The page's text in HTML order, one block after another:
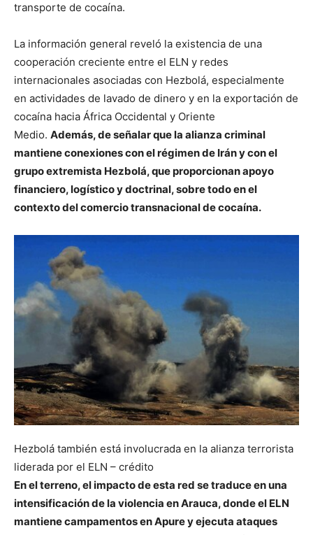
transporte de cocaína.
La información general reveló la existencia de una
cooperación creciente entre el ELN y redes
internacionales asociadas con Hezbolá, especialmente
en actividades de lavado de dinero y en la exportación de
cocaína hacia África Occidental y Oriente
Medio. Además, de señalar que la alianza criminal
mantiene conexiones con el régimen de Irán y con el
grupo extremista Hezbolá, que proporcionan apoyo
financiero, logístico y doctrinal, sobre todo en el
contexto del comercio transnacional de cocaína.
Hezbolá también está involucrada en la alianza terrorista
liderada por el ELN – crédito
En el terreno, el impacto de esta red se traduce en una
intensificación de la violencia en Arauca, donde el ELN
mantiene campamentos en Apure y ejecuta ataques